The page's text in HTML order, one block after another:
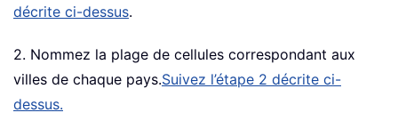
décrite ci-dessus.
2. Nommez la plage de cellules correspondant aux
villes de chaque pays.Suivez l’étape 2 décrite ci-
dessus.